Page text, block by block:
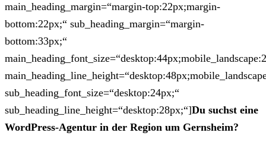
main_heading_margin=“margin-top:22px;margin-
bottom:22px;“ sub_heading_margin=“margin-
bottom:33px;“
sub_heading_font_size=“desktop:24px;“
sub_heading_line_height=“desktop:28px;“]Du suchst eine
WordPress-Agentur in der Region um Gernsheim?